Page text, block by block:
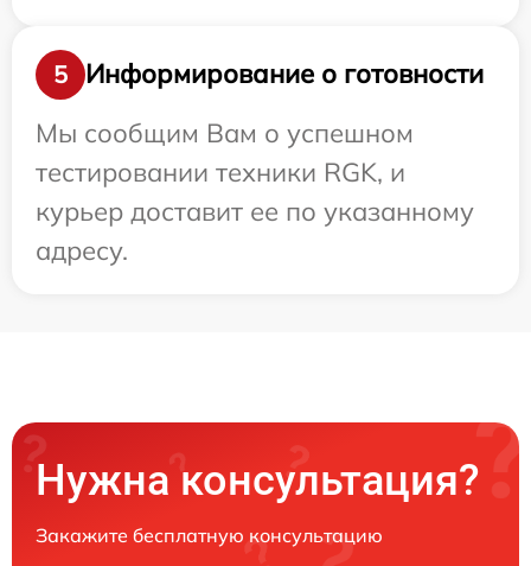
5
Информирование о готовности
Мы сообщим Вам о успешном
тестировании техники RGK, и
курьер доставит ее по указанному
адресу.
Нужна консультация?
Закажите бесплатную консультацию